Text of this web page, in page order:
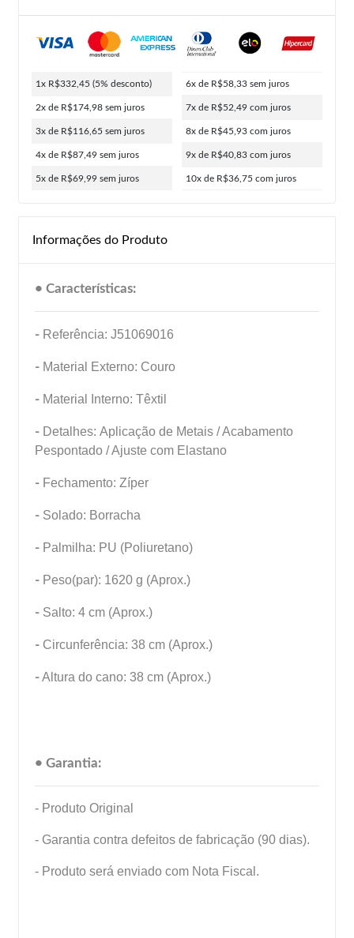
1x R$332,45 (5% desconto)
2x de R$174,98 sem juros
3x de R$116,65 sem juros
4x de R$87,49 sem juros
5x de R$69,99 sem juros
6x de R$58,33 sem juros
7x de R$52,49 com juros
8x de R$45,93 com juros
9x de R$40,83 com juros
10x de R$36,75 com juros
Informações do Produto
• Características:
- Referência: J51069016
- Material Externo: Couro
- Material Interno: Têxtil
- Detalhes: Aplicação de Metais / Acabamento
Pespontado / Ajuste com Elastano
- Fechamento: Zíper
- Solado: Borracha
- Palmilha: PU (Poliuretano)
- Peso(par): 1620 g (Aprox.)
- Salto: 4 cm (Aprox.)
- Circunferência: 38 cm (Aprox.)
-Altura do cano: 38 cm (Aprox.)
• Garantia:
- Produto Original
- Garantia contra defeitos de fabricação (90 dias).
- Produto será enviado com Nota Fiscal.